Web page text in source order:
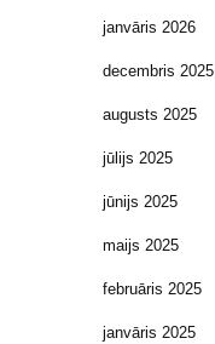
janvāris 2026
decembris 2025
augusts 2025
jūlijs 2025
jūnijs 2025
maijs 2025
februāris 2025
janvāris 2025